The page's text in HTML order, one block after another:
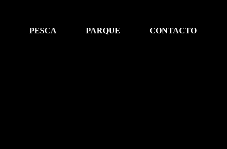
PESCA PARQUE CONTACTO